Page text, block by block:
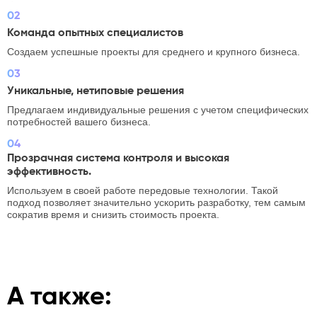
02
Команда опытных специалистов
Создаем успешные проекты для среднего и крупного бизнеса.
03
Уникальные, нетиповые решения
Предлагаем индивидуальные решения с учетом специфических
потребностей вашего бизнеса.
04
Прозрачная система контроля и высокая
эффективность.
Используем в своей работе передовые технологии. Такой
подход позволяет значительно ускорить разработку, тем самым
сократив время и снизить стоимость проекта.
А также: